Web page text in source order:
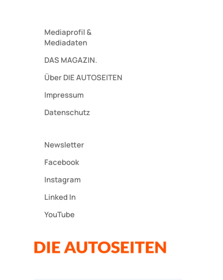
Mediaprofil&
Mediadaten
DAS MAGAZIN.
Über DIE AUTOSEITEN
Impressum
Datenschutz
Newsletter
Facebook
Instagram
Linked In
YouTube